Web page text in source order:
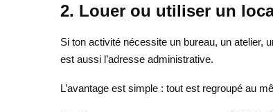
2. Louer ou utiliser un
Si ton activité nécessite un bureau, un atelier,
est aussi l’adresse administrative.
L’avantage est simple : tout est regroupé au